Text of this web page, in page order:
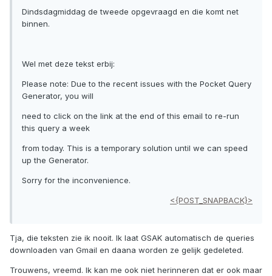
Dindsdagmiddag de tweede opgevraagd en die komt net
binnen.
Wel met deze tekst erbij:
Please note: Due to the recent issues with the Pocket Query
Generator, you will
need to click on the link at the end of this email to re-run
this query a week
from today. This is a temporary solution until we can speed
up the Generator.
Sorry for the inconvenience.
<{POST_SNAPBACK}>
Tja, die teksten zie ik nooit. Ik laat GSAK automatisch de queries
downloaden van Gmail en daana worden ze gelijk gedeleted.
Trouwens, vreemd. Ik kan me ook niet herinneren dat er ook maar